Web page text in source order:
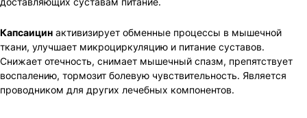
Капсаицин активизирует обменные процессы в мышечной
ткани, улучшает микроциркуляцию и питание суставов.
Снижает отечность, снимает мышечный спазм, препятствует
воспалению, тормозит болевую чувствительность. Является
проводником для других лечебных компонентов.